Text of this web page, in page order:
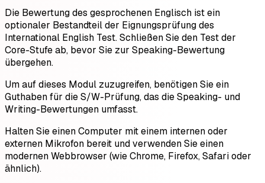
Die Bewertung des gesprochenen Englisch ist ein
optionaler Bestandteil der Eignungsprüfung des
International English Test. Schließen Sie den Test der
Core-Stufe ab, bevor Sie zur Speaking-Bewertung
übergehen.
Um auf dieses Modul zuzugreifen, benötigen Sie ein
Guthaben für die S/W-Prüfung, das die Speaking- und
Writing-Bewertungen umfasst.
Halten Sie einen Computer mit einem internen oder
externen Mikrofon bereit und verwenden Sie einen
modernen Webbrowser (wie Chrome, Firefox, Safari oder
ähnlich).